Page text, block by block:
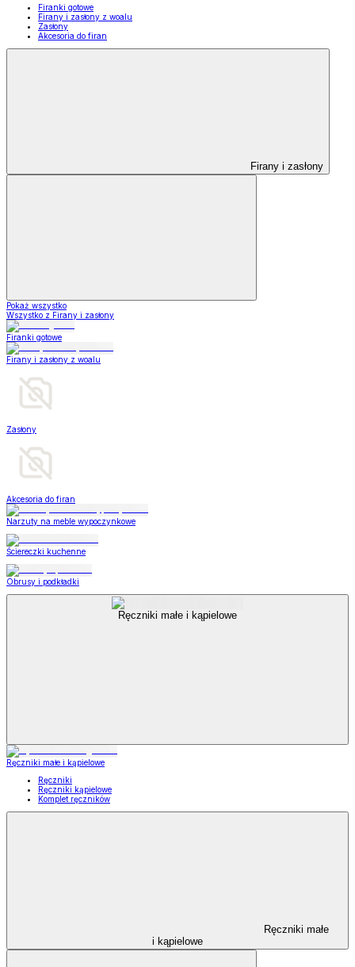
Firanki gotowe
Firany i zasłony z woalu
Zasłony
Akcesoria do firan
Firany i zasłony
Pokaż wszystko
Wszystko z Firany i zasłony
Firanki gotowe
Firany i zasłony z woalu
Zasłony
Akcesoria do firan
Narzuty na meble wypoczynkowe
Ściereczki kuchenne
Obrusy i podkładki
Ręczniki małe i kąpielowe
Ręczniki małe i kąpielowe
Ręczniki
Ręczniki kąpielowe
Komplet ręczników
Ręczniki małe
i kąpielowe